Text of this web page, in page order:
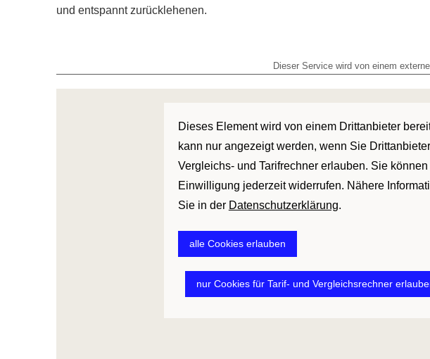
und entspannt zurücklehenen.
Dieser Service wird von einem
Dieses Element wird von einem Drittanbieter
kann nur angezeigt werden, wenn Sie
Vergleichs- und Tarifrechner erlauben. Sie können
Einwilligung jederzeit widerrufen. Nähere
Sie in der Datenschutzerklärung.
alle Cookies erlauben
nur Cookies für Tarif- und Vergleichsrechner